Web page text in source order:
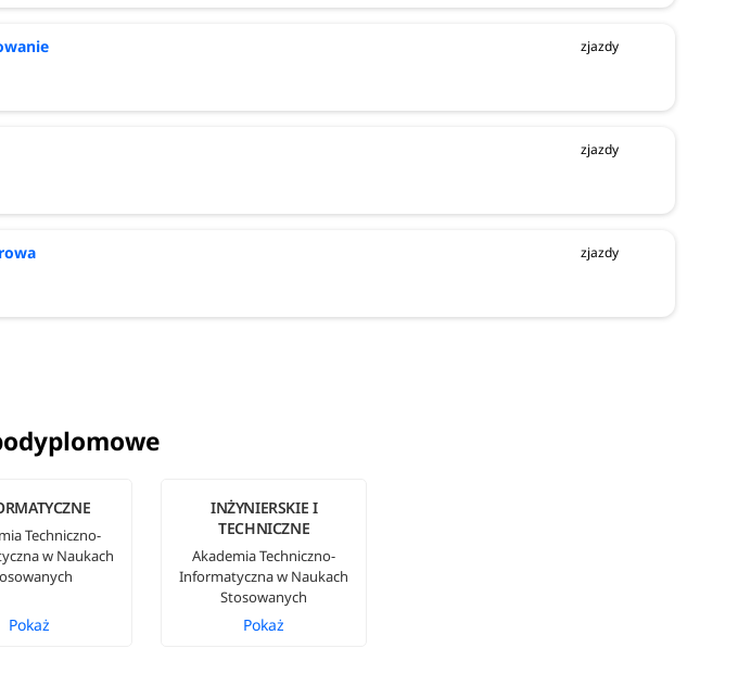
zjazdy
zjazdy
zjazdy
Techniczno-
w Naukach
Pokaż
INŻYNIERSKIE I
TECHNICZNE
Akademia Techniczno-
Informatyczna w Naukach
Stosowanych
Pokaż